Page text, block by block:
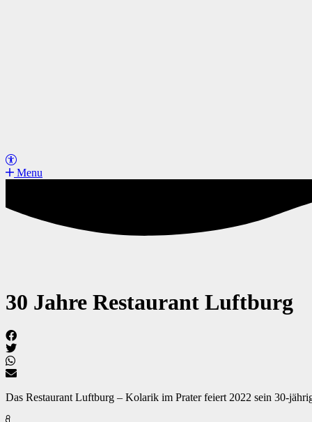
Menu
30 Jahre Restaurant Luftburg
Das Restaurant Luftburg – Kolarik im Prater feiert 2022 sein 30-